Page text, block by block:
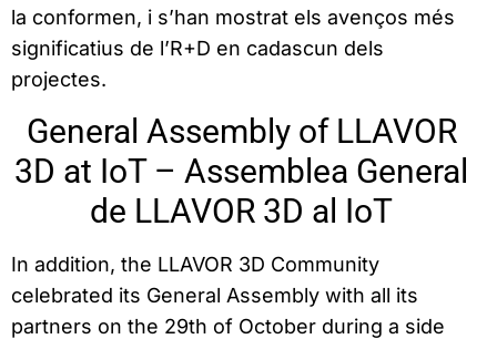
la conformen, i s’han mostrat els avenços més
significatius de l’R+D en cadascun dels
projectes.
General Assembly of LLAVOR
3D at IoT – Assemblea General
de LLAVOR 3D al IoT
In addition, the LLAVOR 3D Community
celebrated its General Assembly with all its
partners on the 29th of October during a side